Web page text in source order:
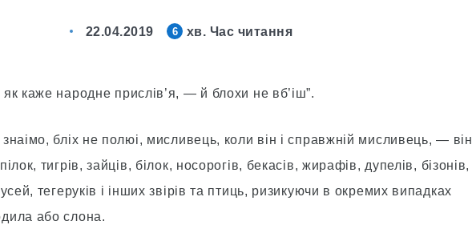
22.04.2019 6 хв. Час читання
каже народне прислiв’я, — й блохи не вб’іш”.
блiх не полюі, мисливець, коли вiн і справжнiй мисливець, — вiн
тигрiв, зайцiв, бiлок, носорогiв, бекасiв, жирафiв, дупелiв, бiзонiв,
тегерукiв i iнших звiрiв та птиць, ризикуючи в окремих випадках
або слона.